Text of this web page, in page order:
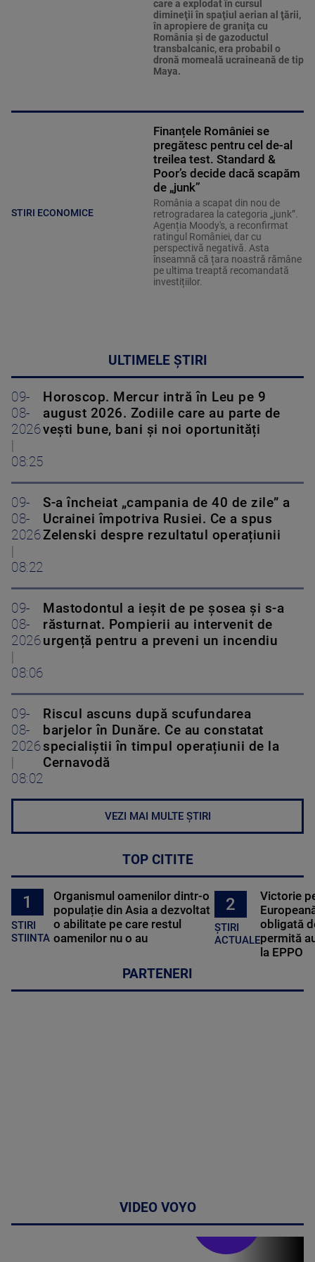
care a explodat în cursul
dimineţii în spaţiul aerian al ţării,
în apropiere de graniţa cu
România şi de gazoductul
transbalcanic, era probabil o
dronă momeală ucraineană de tip
Maya.
STIRI ECONOMICE
Finanțele României se
pregătesc pentru cel de-al
treilea test. Standard &
Poor’s decide dacă scapăm
de „junk”
România a scapat din nou de
retrogradarea la categoria „junk”.
Agenția Moody's, a reconfirmat
ratingul României, dar cu
perspectivă negativă. Asta
înseamnă că țara noastră rămâne
pe ultima treaptă recomandată
investițiilor.
ULTIMELE ȘTIRI
09-
08-
2026
08:25
Horoscop. Mercur intră în Leu pe 9
august 2026. Zodiile care au parte de
vești bune, bani și noi oportunități
09-
08-
2026
08:22
S-a încheiat „campania de 40 de zile” a
Ucrainei împotriva Rusiei. Ce a spus
Zelenski despre rezultatul operațiunii
09-
08-
2026
08:06
Mastodontul a ieșit de pe șosea și s-a
răsturnat. Pompierii au intervenit de
urgență pentru a preveni un incendiu
09-
08-
2026
08:02
Riscul ascuns după scufundarea
barjelor în Dunăre. Ce au constatat
specialiștii în timpul operațiunii de la
Cernavodă
VEZI MAI MULTE ȘTIRI
TOP CITITE
1
STIRI
STIINTA
Organismul oamenilor dintr-o
populație din Asia a dezvoltat
o abilitate pe care restul
oamenilor nu o au
2
ȘTIRI
ACTUALE
Victorie
obligată
permită
la EPPO
PARTENERI
VIDEO VOYO